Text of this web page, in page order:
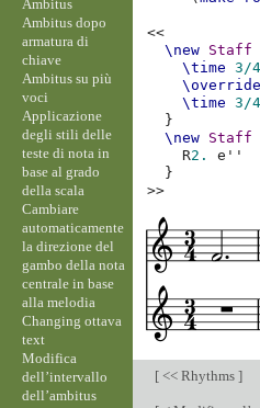
<<
\new Staff
\time
3/4
\override
\time
3/4
}
\new Staff
R2.
e''
}
>>
[<< Rhythms ]
Ambitus
Ambitus dopo
armatura di
chiave
Ambitus su più
voci
Applicazione
degli stili delle
teste di nota in
base al grado
della scala
Cambiare
automaticamente
la direzione del
gambo della nota
centrale in base
alla melodia
Changing ottava
text
Modifica
dell’intervallo
dell’ambitus